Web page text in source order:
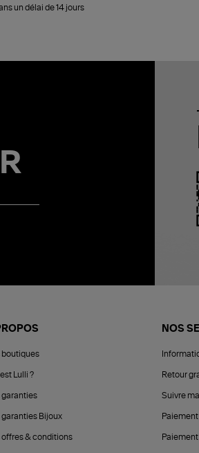
un délai de 14 jours
boutiques
Lulli ?
garanties
garanties Bijoux
offres & conditions
NOS
Retour
Suivre